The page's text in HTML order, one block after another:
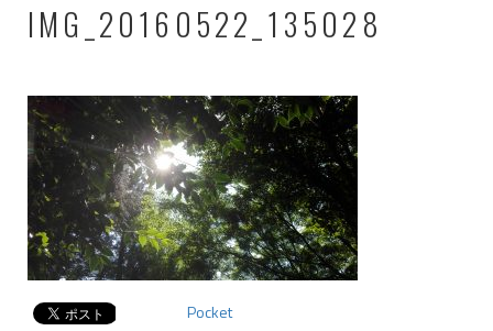
IMG_20160522_135028
Pocket